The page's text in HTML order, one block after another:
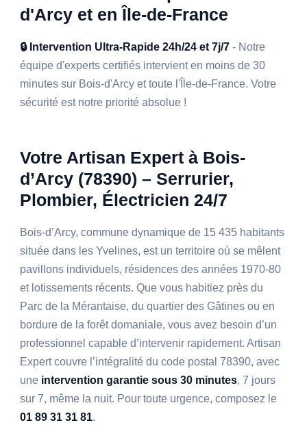
d'Arcy et en Île-de-France
🔒 Intervention Ultra-Rapide 24h/24 et 7j/7 - Notre
équipe d'experts certifiés intervient en moins de 30
minutes sur Bois-d'Arcy et toute l'Île-de-France. Votre
sécurité est notre priorité absolue !
Votre Artisan Expert à Bois-
d’Arcy (78390) – Serrurier,
Plombier, Électricien 24/7
Bois-d’Arcy, commune dynamique de 15 435 habitants
située dans les Yvelines, est un territoire où se mêlent
pavillons individuels, résidences des années 1970-80
et lotissements récents. Que vous habitiez près du
Parc de la Mérantaise, du quartier des Gâtines ou en
bordure de la forêt domaniale, vous avez besoin d’un
professionnel capable d’intervenir rapidement. Artisan
Expert couvre l’intégralité du code postal 78390, avec
une intervention garantie sous 30 minutes, 7 jours
sur 7, même la nuit. Pour toute urgence, composez le
01 89 31 31 81.